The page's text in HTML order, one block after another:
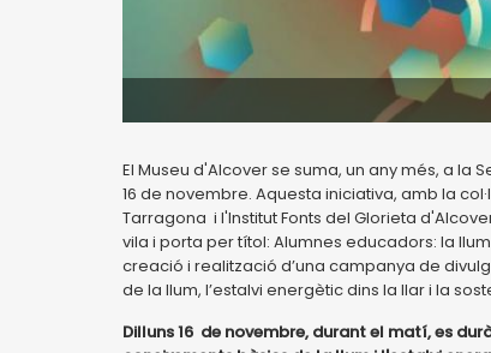
El Museu d'Alcover se suma, un any més, a
16 de novembre. Aquesta iniciativa, amb la
Tarragona i l'Institut Fonts del Glorieta
vila i porta per títol: Alumnes educadors: la
creació i realització d’una campanya de
de la llum, l’estalvi energètic dins la llar i la
Dilluns 16 de novembre, durant el matí, es